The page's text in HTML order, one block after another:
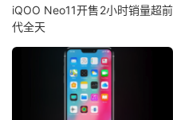
iQOO Neo11开售2小时销量超前
代全天